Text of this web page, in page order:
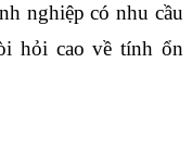
nghiệp có nhu cầu
hỏi cao về tính ổn